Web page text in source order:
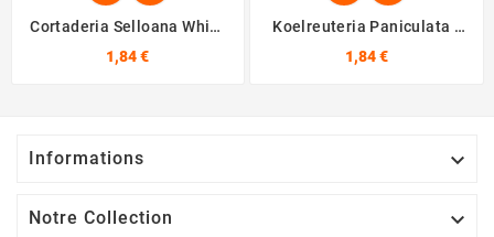
Cortaderia Selloana White
- 10 Graines
1,84 €
Koelreuteria Paniculata -
10 Graines
1,84 €
Informations 
Notre Collection 